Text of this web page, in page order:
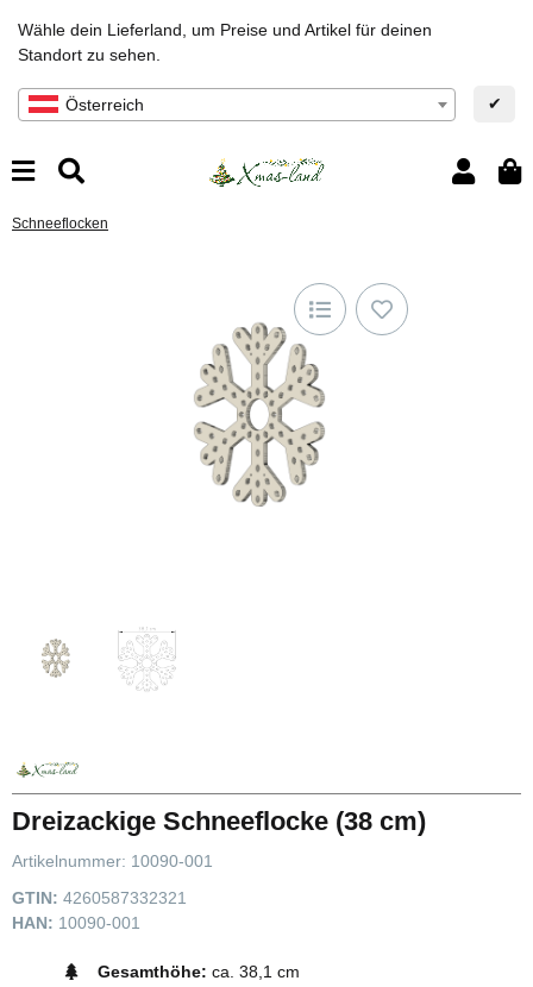
Wähle dein Lieferland, um Preise und Artikel für deinen
Standort zu sehen.
Österreich ✔
Schneeflocken
Dreizackige Schneeflocke (38 cm)
Artikelnummer: 10090-001
GTIN: 4260587332321
HAN: 10090-001
Gesamthöhe: ca. 38,1 cm